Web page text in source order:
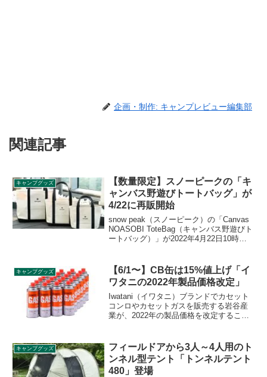
企画・制作: キャンプレビュー編集部
関連記事
キャンプグッズ
【数量限定】スノーピークの「キ
ャンバス野遊びトートバッグ」が
4/22に再販開始
snow peak（スノーピーク）の「Canvas
NOASOBI ToteBag（キャンバス野遊びト
ートバッグ）」が2022年4月22日10時か
をレビューします。
キャンプグッズ
【6/1〜】CB缶は15%値上げ「イ
ワタニの2022年製品価格改定」
Iwatani（イワタニ）ブランドでカセット
コンロやカセットガスを販売する岩谷産
業が、2022年の製品価格を改定すること
す。CB缶は15%値上げとなり、新価格は
2022年6月1日より適用されます。詳細を
レビューします。
キャンプグッズ
フィールドアから3人～4人用のト
ンネル型テント「トンネルテント
480」登場